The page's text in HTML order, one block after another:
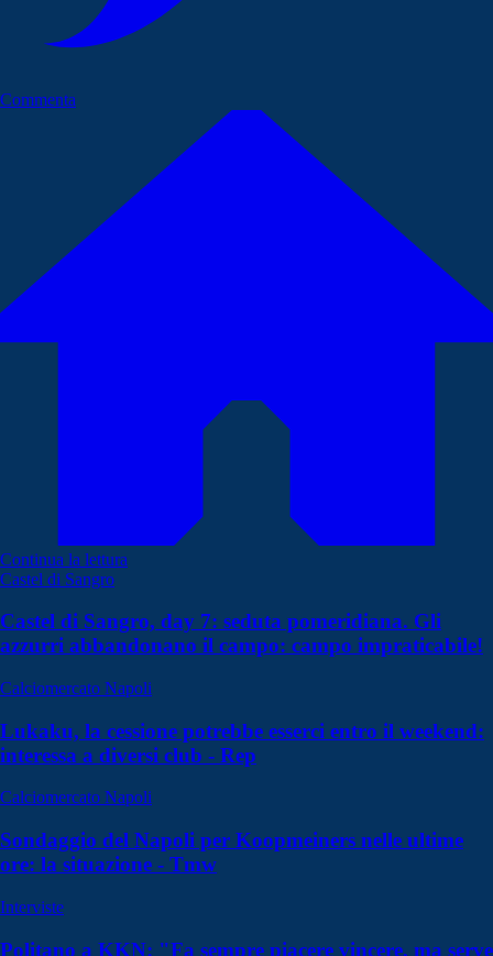
Commenta
Continua la lettura
Castel di Sangro
Castel di Sangro, day 7: seduta pomeridiana. Gli
azzurri abbandonano il campo: campo impraticabile!
Calciomercato Napoli
Lukaku, la cessione potrebbe esserci entro il weekend:
interessa a diversi club - Rep
Calciomercato Napoli
Sondaggio del Napoli per Koopmeiners nelle ultime
ore: la situazione - Tmw
Interviste
Politano a KKN: "Fa sempre piacere vincere, ma serve